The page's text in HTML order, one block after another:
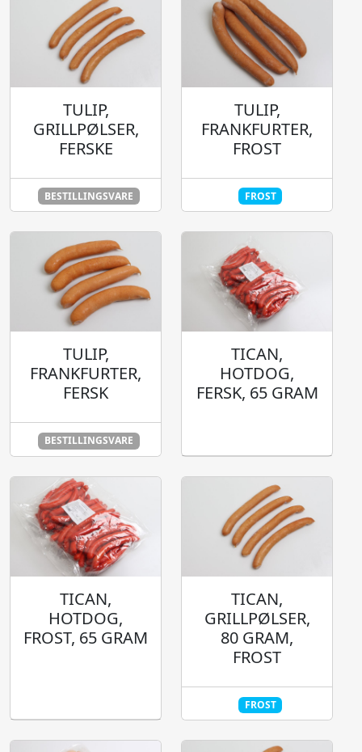
TULIP,
GRILLPØLSER,
FERSKE
BESTILLINGSVARE
TULIP,
FRANKFURTER,
FROST
FROST
TULIP,
FRANKFURTER,
FERSK
BESTILLINGSVARE
TICAN,
HOTDOG,
FERSK, 65 GRAM
TICAN,
HOTDOG,
FROST, 65 GRAM
TICAN,
GRILLPØLSER,
80 GRAM,
FROST
FROST